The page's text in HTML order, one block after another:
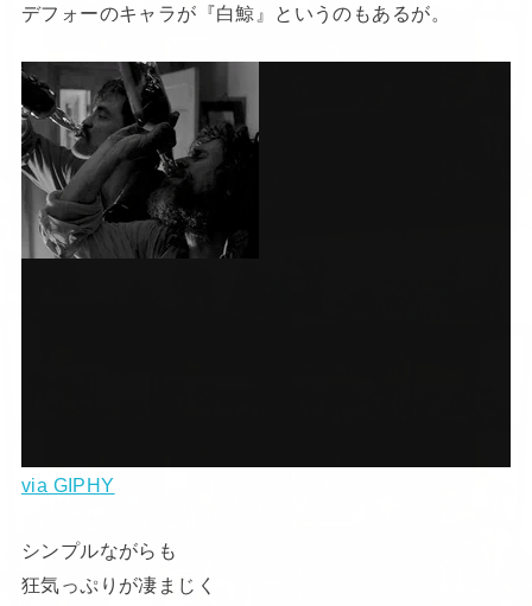
デフォーのキャラが『白鯨』というのもあるが。
via GIPHY
シンプルながらも
狂気っぷりが凄まじく